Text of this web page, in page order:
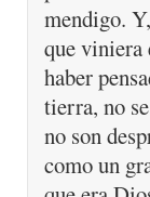
mendigo.
que viniera
haber
tierra, no
no son
como un